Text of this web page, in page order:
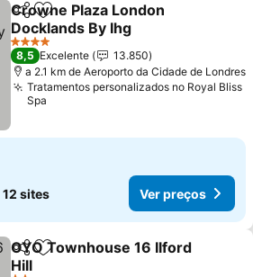
PartilharAdicionar aos favoritos
Crowne Plaza London
Docklands By Ihg
Ver preços
4 Estrelas
8,5 Excelente
13.850
a 2.1 km de Aeroporto da Cidade de Londres
Tratamentos personalizados no Royal Bliss
Spa
12 sites Ver preços
PartilharAdicionar aos favoritos
OYO Townhouse 16 Ilford
Hill